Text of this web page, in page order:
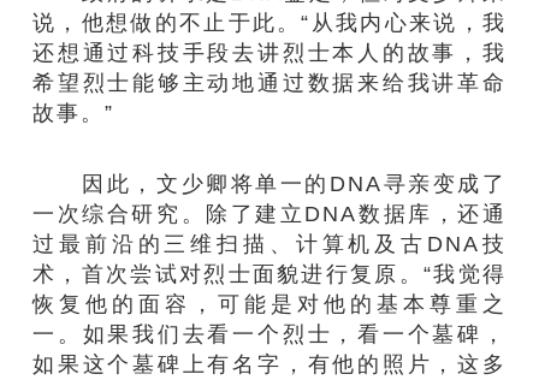
说，他想做的不止于此。“从我内心来说，我
还想通过科技手段去讲烈士本人的故事，我
希望烈士能够主动地通过数据来给我讲革命
故事。”
因此，文少卿将单一的DNA寻亲变成了
一次综合研究。除了建立DNA数据库，还通
过最前沿的三维扫描、计算机及古DNA技
术，首次尝试对烈士面貌进行复原。“我觉得
恢复他的面容，可能是对他的基本尊重之
一。如果我们去看一个烈士，看一个墓碑，
如果这个墓碑上有名字，有他的照片，这多